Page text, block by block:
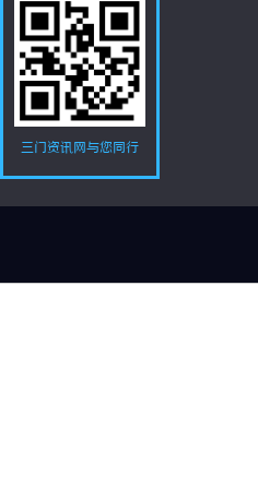
三门资讯网与您同行